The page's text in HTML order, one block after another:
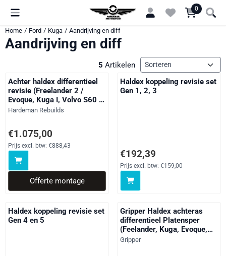
Cookievoorkeuren zijn momenteel gesloten. 0
Home / Ford / Kuga / Aandrijving en diff
Aandrijving en diff
5 Artikelen Sorteermethode
Achter haldex differentieel
revisie (Freelander 2 /
Evoque, Kuga I, Volvo S60 II
S80 II V60 I V70 III XC60 I
Merk:
Hardeman Rebuilds
Prijs op aanvraag, exclusief btw: 888,43
€1.075,00
Prijs excl. btw: €888,43
Offerte montage
Haldex koppeling revisie set
Gen 1, 2, 3
Prijs: 192,39, exclusief btw:
€192,39
Prijs excl. btw: €159,00
Haldex koppeling revisie set
Gen 4 en 5
Gripper Haldex achteras
differentieel Platensper
(Feelander, Kuga, Evoque,
S60 V60 S80 V70 XC60
Merk:
Gripper